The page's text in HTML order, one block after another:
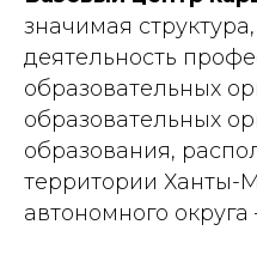
значимая
деятельность
образовательных
образовательных
образования,
территории Ханты-
автономного